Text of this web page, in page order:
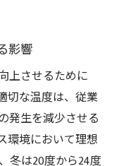
影響
上させるために
切な温度は、従業
発生を減少させる
環境において理想
冬は20度から24度